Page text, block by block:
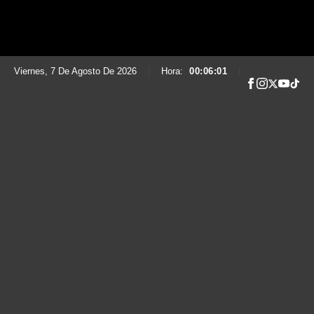
Viernes, 7 De Agosto De 2026 Hora: 00:06:02